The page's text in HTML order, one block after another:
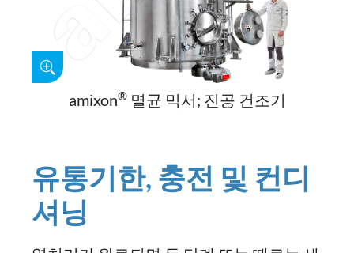
amixon®멸균 믹서; 진공 건조기
유통기한, 충전 및 컨디
셔닝